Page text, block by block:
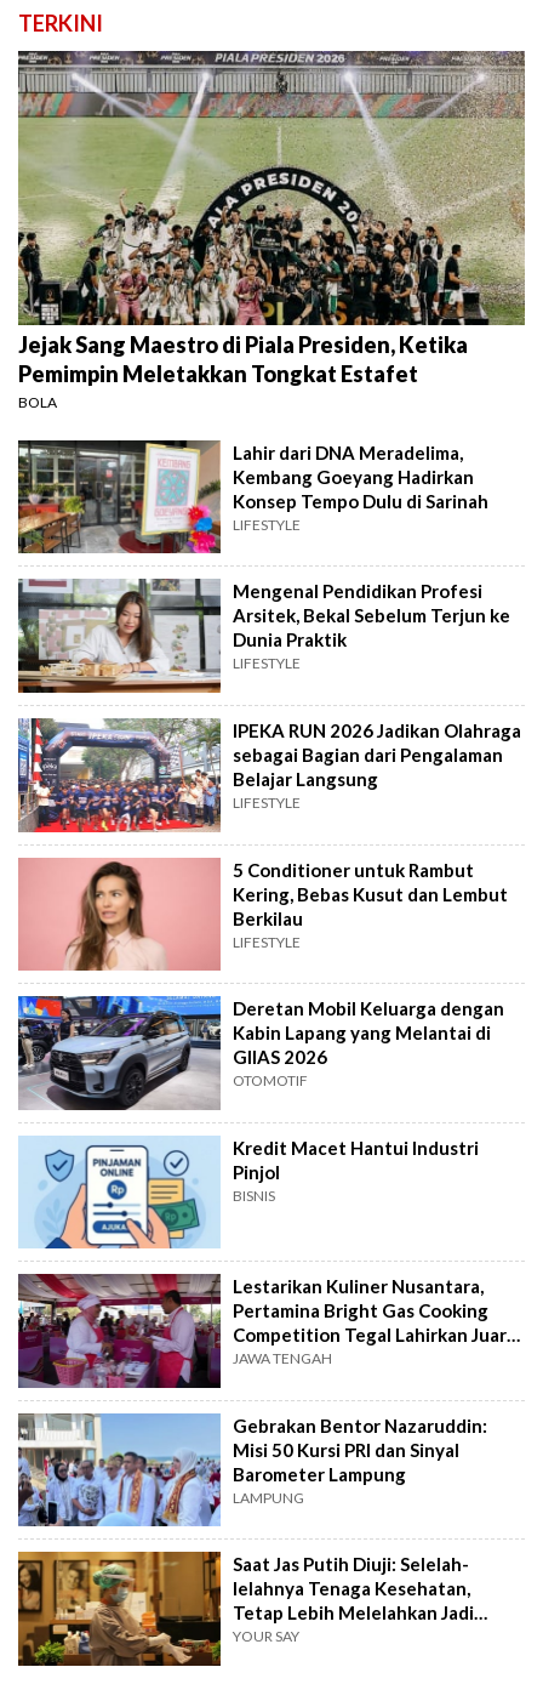
TERKINI
Jejak Sang Maestro di Piala Presiden, Ketika
Pemimpin Meletakkan Tongkat Estafet
BOLA
Lahir dari DNA Meradelima,
Kembang Goeyang Hadirkan
Konsep Tempo Dulu di Sarinah
LIFESTYLE
Mengenal Pendidikan Profesi
Arsitek, Bekal Sebelum Terjun ke
Dunia Praktik
LIFESTYLE
IPEKA RUN 2026 Jadikan Olahraga
sebagai Bagian dari Pengalaman
Belajar Langsung
LIFESTYLE
5 Conditioner untuk Rambut
Kering, Bebas Kusut dan Lembut
Berkilau
LIFESTYLE
Deretan Mobil Keluarga dengan
Kabin Lapang yang Melantai di
GIIAS 2026
OTOMOTIF
Kredit Macet Hantui Industri
Pinjol
BISNIS
Lestarikan Kuliner Nusantara,
Pertamina Bright Gas Cooking
Competition Tegal Lahirkan Juara
Baru
JAWA TENGAH
Gebrakan Bentor Nazaruddin:
Misi 50 Kursi PRI dan Sinyal
Barometer Lampung
LAMPUNG
Saat Jas Putih Diuji: Selelah-
lelahnya Tenaga Kesehatan,
Tetap Lebih Melelahkan Jadi
Pasien
YOUR SAY